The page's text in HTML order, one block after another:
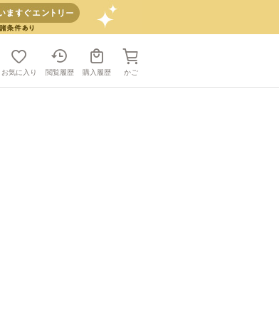
お気に入り 閲覧履歴 購入履歴 かご